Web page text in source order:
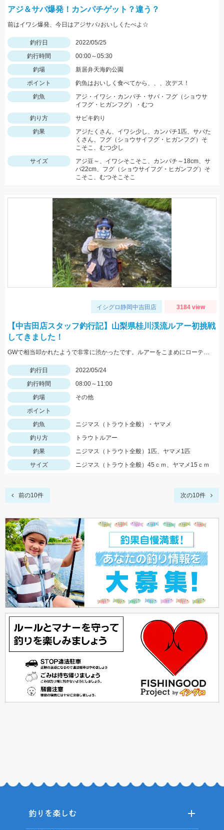
アジ＆サバ爆発！カンパチゲット？違う？
前はイワシ爆発、今日はアジサバ♪おいしくたべよ☆
釣行日
2022/05/25
釣行時間
00:00～05:30
釣場
新居弁天海釣公園
ポイント
釣魚はおいしく食べてから、、、次デス！
釣魚
アジ・イワシ・カンパチ・サバ・フグ（ショウサ
イフグ・ヒガンフグ）・むつ
釣り方
サビキ釣り
釣果
アジたくさん、イワシ少し、カンパチ1匹、サバた
くさん、フグ（ショウサイフグ・ヒガンフグ）そ
こそこ、むつ少し
サイズ
アジ豆～、イワシそこそこ、カンパチ～18cm、サ
バ22cm、フグ（ショウサイフグ・ヒガンフグ）そ
こそこ、むつそこそこ
イシグロ静岡中吉田店 3184 view
【中吉田店スタッフ釣行記】山梨県桂川渓流ルアー初挑戦
してきました！
GWで相当叩かれたようで非常に渋かったです。ルアーをこまめにローテーションして何とかニジマスに出会えました。
釣行日
2022/05/24
釣行時間
08:00～11:00
釣場
その他
ポイント
釣魚
ニジマス（トラウト全般）・ヤマメ
釣り方
トラウトルアー
釣果
ニジマス（トラウト全般）1匹、ヤマメ1匹
サイズ
ニジマス（トラウト全般）45ｃｍ、ヤマメ15ｃｍ
前の10件 次の10件
釣りを楽しむ